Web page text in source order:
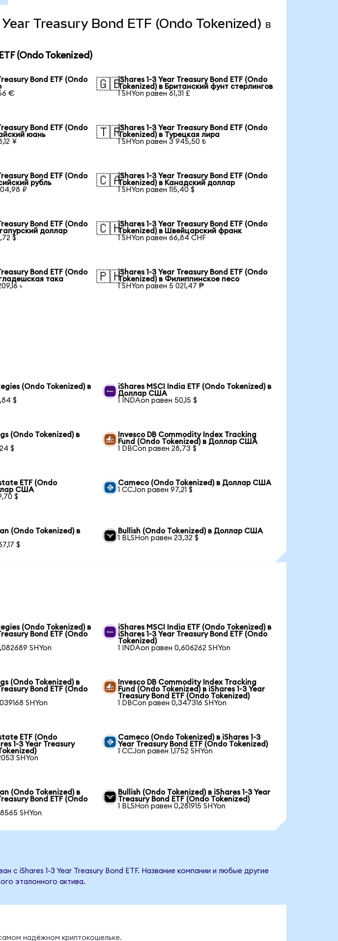
3 Year Treasury Bond ETF (Ondo Tokenized) в
(Ondo Tokenized)
Bond ETF (Ondo
€
🇬🇧iShares 1-3 Year Treasury Bond ETF (Ondo
Tokenized) в Британский фунт стерлингов
1 SHYon равен 61,31 £
Bond ETF (Ondo
юань
¥
🇹🇷iShares 1-3 Year Treasury Bond ETF (Ondo
Tokenized) в Турецкая лира
1 SHYon равен 3 945,50 ₺
Bond ETF (Ondo
рубль
₽
🇨🇦iShares 1-3 Year Treasury Bond ETF (Ondo
Tokenized) в Канадский доллар
1 SHYon равен 115,40 $
Bond ETF (Ondo
доллар
$
🇨🇭iShares 1-3 Year Treasury Bond ETF (Ondo
Tokenized) в Швейцарский франк
1 SHYon равен 66,84 CHF
Bond ETF (Ondo
така
৳
🇵🇭iShares 1-3 Year Treasury Bond ETF (Ondo
Tokenized) в Филиппинское песо
1 SHYon равен 5 021,47 ₱
(Ondo Tokenized) в
$
iShares MSCI India ETF (Ondo Tokenized) в
Доллар США
1 INDAon равен 50,15 $
(Ondo Tokenized) в
$
Invesco DB Commodity Index Tracking
Fund (Ondo Tokenized) в Доллар США
1 DBCon равен 28,73 $
ETF (Ondo
США
$
Cameco (Ondo Tokenized) в Доллар США
1 CCJon равен 97,21 $
(Ondo Tokenized) в
$
Bullish (Ondo Tokenized) в Доллар США
1 BLSHon равен 23,32 $
(Ondo Tokenized) в
Bond ETF (Ondo
SHYon
iShares MSCI India ETF (Ondo Tokenized) в
iShares 1-3 Year Treasury Bond ETF (Ondo
Tokenized)
1 INDAon равен 0,606262 SHYon
(Ondo Tokenized) в
Bond ETF (Ondo
SHYon
Invesco DB Commodity Index Tracking
Fund (Ondo Tokenized) в iShares 1-3 Year
Treasury Bond ETF (Ondo Tokenized)
1 DBCon равен 0,347316 SHYon
ETF (Ondo
1-3 Year Treasury
SHYon
Cameco (Ondo Tokenized) в iShares 1-3
Year Treasury Bond ETF (Ondo Tokenized)
1 CCJon равен 1,1752 SHYon
(Ondo Tokenized) в
Bond ETF (Ondo
SHYon
Bullish (Ondo Tokenized) в iShares 1-3 Year
Treasury Bond ETF (Ondo Tokenized)
1 BLSHon равен 0,281915 SHYon
iShares 1-3 Year Treasury Bond ETF. Название компании и любые другие
эталонного актива.
надёжном криптокошельке.